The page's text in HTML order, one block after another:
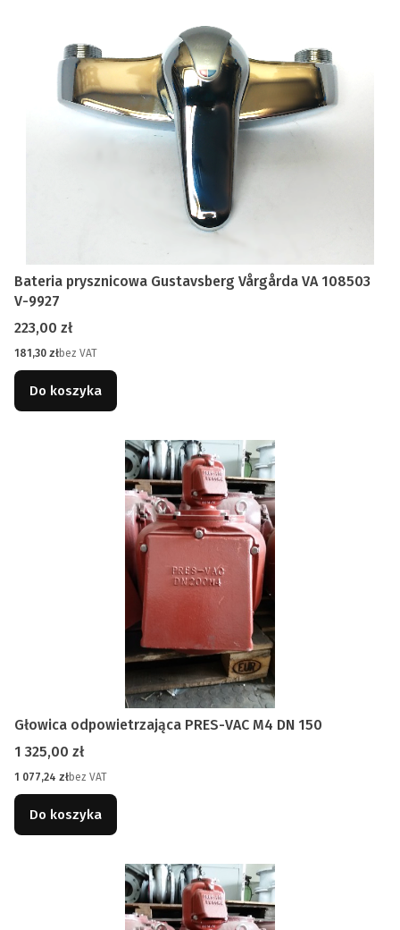
Bateria prysznicowa Gustavsberg Vårgårda VA 108503
V-9927
Cena
223,00 zł
Cena
181,30 złbez VAT
Do koszyka
Głowica odpowietrzająca PRES-VAC M4 DN 150
Cena
1 325,00 zł
Cena
1 077,24 złbez VAT
Do koszyka